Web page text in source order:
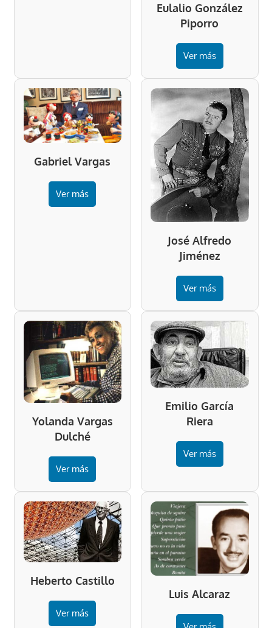
Eulalio González
Piporro
Ver más
Gabriel Vargas
Ver más
José Alfredo
Jiménez
Ver más
Yolanda Vargas
Dulché
Ver más
Emilio García
Riera
Ver más
Heberto Castillo
Ver más
Luis Alcaraz